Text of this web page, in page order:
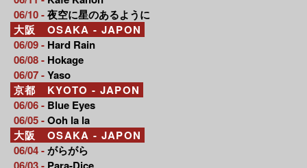
06/10 -夜空に星のあるように
大阪 OSAKA - JAPON
06/09 - Hard Rain
06/08 - Hokage
06/07 -Yaso
京都 KYOTO - JAPON
06/06 - Blue Eyes
06/05 -Ooh la la
大阪 OSAKA - JAPON
06/04 -がらがら